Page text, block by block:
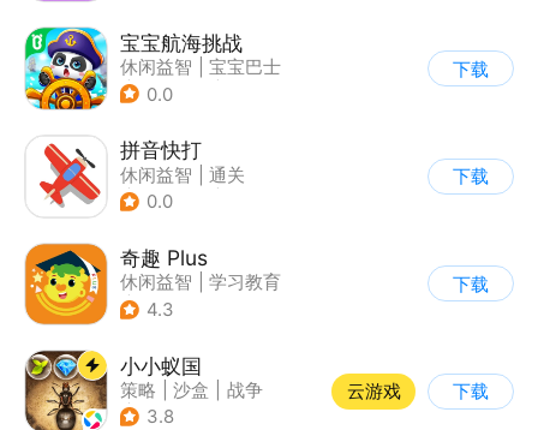
宝宝航海挑战
休闲益智
宝宝巴士
| 学习教育
0.0
下载
拼音快打
休闲益智
通关
| 学习教育
0.0
下载
奇趣 Plus
休闲益智
学习教育
| 儿童游戏
4.3
下载
小小蚁国
策略 沙盒
战争
| 写实
3.8
云游戏 下载